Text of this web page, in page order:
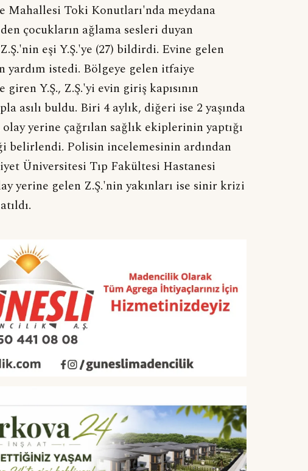
Toki Konutları'nda meydana
çocukların ağlama sesleri duyan
eşi Y.Ş.'ye (27) bildirdi. Evine gelen
yardım istedi. Bölgeye gelen itfaiye
Y.Ş., Z.Ş.'yi evin giriş kapısının
asılı buldu. Biri 4 aylık, diğeri ise 2 yaşında
yerine çağrılan sağlık ekiplerinin yaptığı
belirlendi. Polisin incelemesinin ardından
Üniversitesi Tıp Fakültesi Hastanesi
yerine gelen Z.Ş.'nin yakınları ise sinir krizi